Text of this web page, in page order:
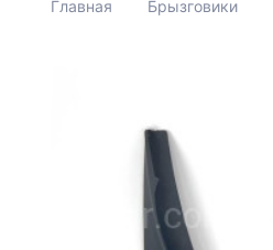
Главная Брызговики